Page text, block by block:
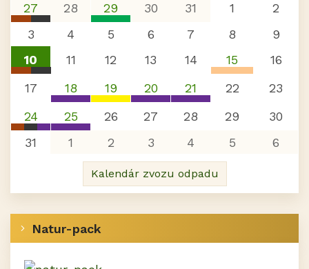
27
Biologicky rozložiteľný odpad
Komunálny
Hôrka (Poprad)
28
29
Sklo
30 31 1
2
3
4 5 6 7 8
9
10
Biologicky rozložiteľný odpad
Komunálny
Hôrka (Poprad)
11 12 13 14
15
Elektroodpad
16
17
18
Nebezpečný odpad - mobilná zberňa
Hôrka (Poprad)
19
Plasty
20
Nebezpečný odpad -
21
Nebezpečný odpad
22
23
24
Biologicky rozložiteľný odpad
Komunálny
25
Nebezpečný odpad - mobilná zberňa
26 27 28 29
30
31
1 2 3 4 5 6
Kalendár zvozu odpadu
Natur-pack